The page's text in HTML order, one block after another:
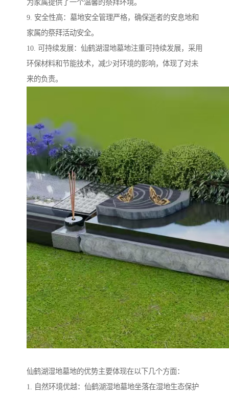
为家属提供了一个温馨的祭拜环境。
9. 安全性高：墓地安全管理严格，确保逝者的安息地和
家属的祭拜活动安全。
10. 可持续发展：仙鹤湖湿地墓地注重可持续发展，采用
环保材料和节能技术，减少对环境的影响，体现了对未
来的负责。
仙鹤湖湿地墓地的优势主要体现在以下几个方面：
1. 自然环境优越：仙鹤湖湿地墓地坐落在湿地生态保护